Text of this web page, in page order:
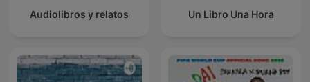
Audiolibros y relatos Un Libro Una Hora